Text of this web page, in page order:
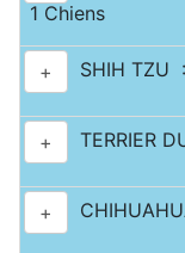
1 Chiens
+ SHIH TZU
+ TERRIER
+